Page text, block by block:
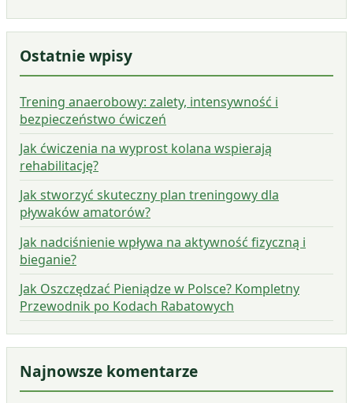
Ostatnie wpisy
Trening anaerobowy: zalety, intensywność i
bezpieczeństwo ćwiczeń
Jak ćwiczenia na wyprost kolana wspierają
rehabilitację?
Jak stworzyć skuteczny plan treningowy dla
pływaków amatorów?
Jak nadciśnienie wpływa na aktywność fizyczną i
bieganie?
Jak Oszczędzać Pieniądze w Polsce? Kompletny
Przewodnik po Kodach Rabatowych
Najnowsze komentarze